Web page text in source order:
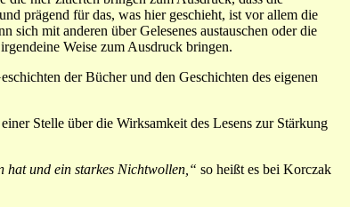
prägend für das, was hier geschieht, ist vor allem die
sich mit anderen über Gelesenes austauschen oder die
Weise zum Ausdruck bringen.
der Bücher und den Geschichten des eigenen
Stelle über die Wirksamkeit des Lesens zur Stärkung
hat und ein starkes Nichtwollen,“ so heißt es bei Korczak